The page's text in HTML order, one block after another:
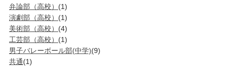
弁論部（高校） (1)
演劇部（高校） (1)
美術部（高校） (4)
工芸部（高校） (1)
男子バレーボール部(中学)(9)
共通(1)